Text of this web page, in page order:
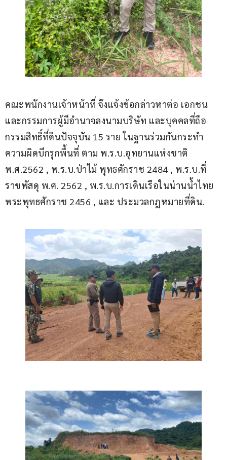
คณะพนักงานเจ้าหน้าที่ จึงแจ้งข้อกล่าวหาต่อ เอกชน
และกรรมการผู้มีอำนาจลงนามบริษัท และบุคคลที่ถือ
กรรมสิทธิ์ที่ดินปัจจุบัน 15 ราย ในฐานร่วมกันกระทำ
ความผิดบึกรุกพื้นที่ ตาม พ.ร.บ.อุทยานแห่งชาติ
พ.ศ.2562 , พ.ร.บ.ป่าไม้ พุทธศักราช 2484 , พ.ร.บ.ที่
ราชพัสดุ พ.ศ. 2562 , พ.ร.บ.การเดินเรือในน่านน้ำไทย
พระพุทธศักราช 2456 , และ ประมวลกฎหมายที่ดิน.